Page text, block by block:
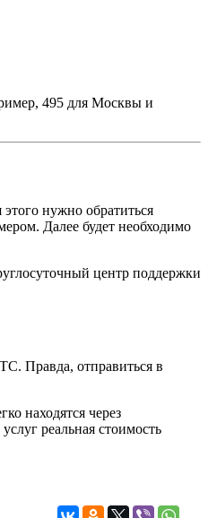
495 для Москвы и
нужно обратиться
Далее будет необходимо
центр поддержки
Правда, отправиться в
находятся через
реальная стоимость